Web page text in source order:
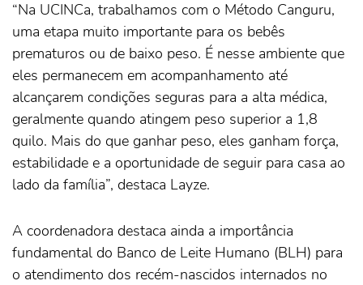
“Na UCINCa, trabalhamos com o Método Canguru,
uma etapa muito importante para os bebês
prematuros ou de baixo peso. É nesse ambiente que
eles permanecem em acompanhamento até
alcançarem condições seguras para a alta médica,
geralmente quando atingem peso superior a 1,8
quilo. Mais do que ganhar peso, eles ganham força,
estabilidade e a oportunidade de seguir para casa ao
lado da família”, destaca Layze.
A coordenadora destaca ainda a importância
fundamental do Banco de Leite Humano (BLH) para
o atendimento dos recém-nascidos internados no